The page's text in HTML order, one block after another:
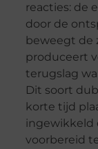
reacties: de
door de
beweegt de
produceert
terugslag
Dit soort
korte tijd
ingewikkeld
voorbereid